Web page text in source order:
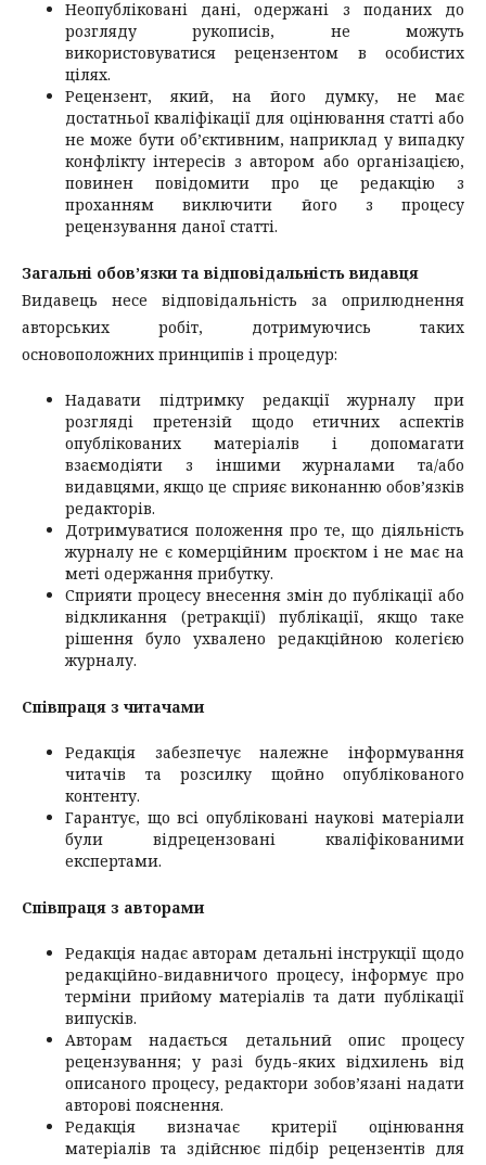
Неопубліковані дані, одержані з поданих до
розгляду рукописів, не можуть
використовуватися рецензентом в особистих
цілях.
Рецензент, який, на його думку, не має
достатньої кваліфікації для оцінювання статті або
не може бути об’єктивним, наприклад у випадку
конфлікту інтересів з автором або організацією,
повинен повідомити про це редакцію з
проханням виключити його з процесу
рецензування даної статті.
Загальні обов’язки та відповідальністьвидавця
Видавець несе відповідальність за оприлюднення
авторських робіт, дотримуючись таких
основоположних принципів і процедур:
Надавати підтримку редакції журналу при
розгляді претензій щодо етичних аспектів
опублікованих матеріалів і допомагати
взаємодіяти з іншими журналами та/або
видавцями, якщо це сприяє виконанню обов’язків
редакторів.
Дотримуватися положення про те, що діяльність
журналу не є комерційним проєктом і не має на
меті одержання прибутку.
Сприяти процесу внесення змін до публікації або
відкликання (ретракції) публікації, якщо таке
рішення було ухвалено редакційною колегією
журналу.
Співпраця з читачами
Редакція забезпечує належне інформування
читачів та розсилку щойно опублікованого
контенту.
Гарантує, що всі опубліковані наукові матеріали
були відрецензовані кваліфікованими
експертами.
Співпраця з авторами
Редакція надає авторам детальні інструкції щодо
редакційно-видавничого процесу, інформує про
терміни прийому матеріалів та дати публікації
випусків.
Авторам надається детальний опис процесу
рецензування; у разі будь-яких відхилень від
описаного процесу, редактори зобов’язані надати
авторові пояснення.
Редакція визначає критерії оцінювання
матеріалів та здійснює підбір рецензентів для